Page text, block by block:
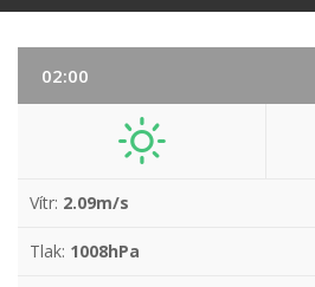
02:00
Vítr: 2.09m/s
Tlak: 1008hPa